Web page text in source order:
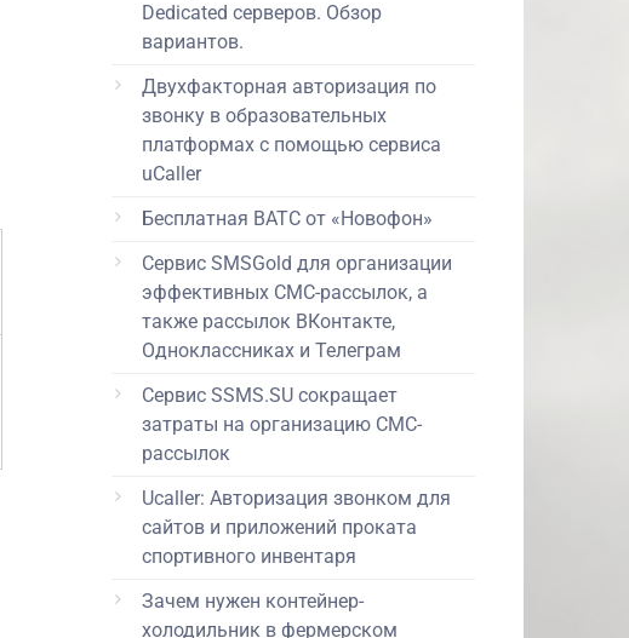
Dedicated серверов. Обзор
вариантов.
Двухфакторная авторизация по
звонку в образовательных
платформах с помощью сервиса
uCaller
Бесплатная ВАТС от «Новофон»
Сервис SMSGold для организации
эффективных СМС-рассылок, а
также рассылок ВКонтакте,
Одноклассниках и Телеграм
Сервис SSMS.SU сокращает
затраты на организацию СМС-
рассылок
Ucaller: Авторизация звонком для
сайтов и приложений проката
спортивного инвентаря
Зачем нужен контейнер-
холодильник в фермерском